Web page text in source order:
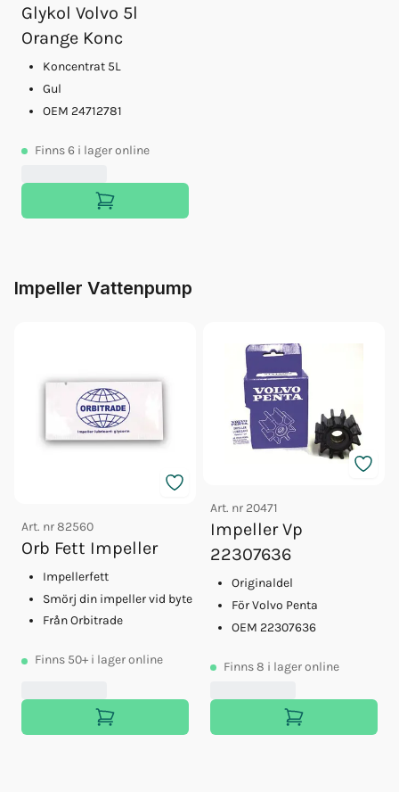
Glykol Volvo 5l
Orange Konc
Koncentrat 5L
Gul
OEM 24712781
Finns6 i lager online
Impeller Vattenpump
Art. nr82560
Orb Fett Impeller
Impellerfett
Smörj din impeller vid byte
Från Orbitrade
Finns 50+ i lager online
Art. nr 20471
Impeller Vp
22307636
Originaldel
För Volvo Penta
OEM 22307636
Finns8 i lager online